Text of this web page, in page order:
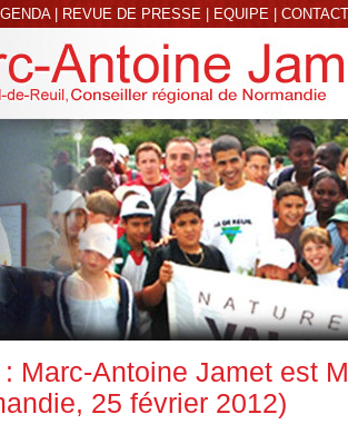
| REVUE DE PRESSE EQUIPE CONTACT
: Marc-Antoine Jamet est
25 février 2012)